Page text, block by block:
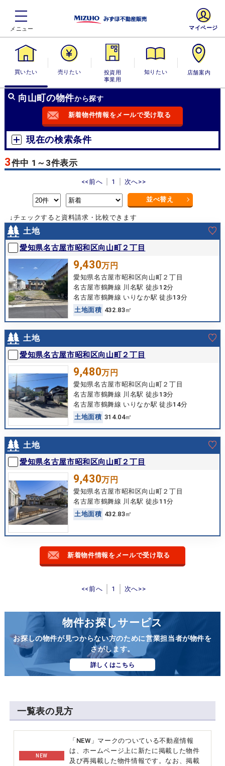
買いたい 売りたい
投資用・事業
用
知りたい 店舗案内
マイページ
向山町の物件から探す
新着物件情報をメールで受け取る
現在の検索条件
3件中 1～3件表示
<<前へ 1 次へ>>
並べ替え
↓チェックすると資料請求・比較できます
土地
愛知県名古屋市昭和区向山町２丁目
9,430万円
愛知県名古屋市昭和区向山町２丁目
名古屋市鶴舞線 川名駅 徒歩12分
名古屋市鶴舞線 いりなか駅 徒歩13分
土地面積 432.83㎡
土地
愛知県名古屋市昭和区向山町２丁目
9,480万円
愛知県名古屋市昭和区向山町２丁目
名古屋市鶴舞線 川名駅 徒歩13分
名古屋市鶴舞線 いりなか駅 徒歩14分
土地面積 314.04㎡
土地
愛知県名古屋市昭和区向山町２丁目
9,430万円
愛知県名古屋市昭和区向山町２丁目
名古屋市鶴舞線 川名駅 徒歩11分
土地面積 432.83㎡
新着物件情報をメールで受け取る
<<前へ 1 次へ>>
物件お探しサービス
お探しの物件が見つからない方のために営業担当者が物件を
さがします。
詳しくはこちら
一覧表の見方
NEW
「NEW」マークのついている不動産情報
は、ホームページ上に新たに掲載した物件
及び再掲載した物件情報です。なお、掲載